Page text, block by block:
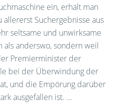
ein, erhält man
allererst Suchergebnisse aus
seltsame und unwirksame
anderswo, sondern weil
Premierminister der
bei der Überwindung der
und die Empörung darüber
ausgefallen ist. …